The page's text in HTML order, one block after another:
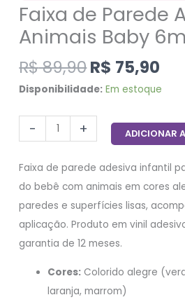
Faixa de Parede
Animais Baby
R$89,90R$ 75,90
Disponibilidade: Em estoque
- + ADICIONAR
Faixa de parede adesiva infantil
do bebê com animais em cores
paredes e superfícies lisas,
aplicação. Produto em vinil
garantia de 12 meses.
Cores: Colorido alegre
laranja, marrom)